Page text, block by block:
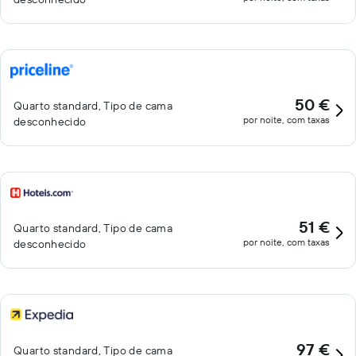
Quarto standard, Tipo de cama
desconhecido
50 €
por noite, com taxas
Quarto standard, Tipo de cama
desconhecido
51 €
por noite, com taxas
Quarto standard, Tipo de cama 97 €